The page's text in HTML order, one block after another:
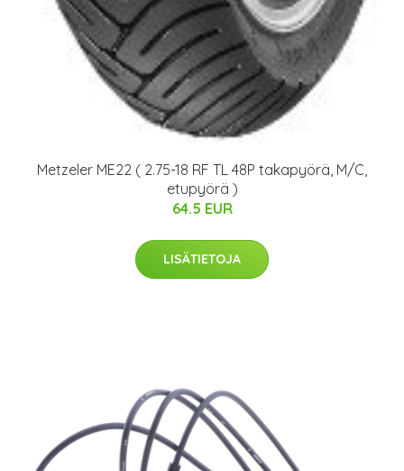
Metzeler ME22 ( 2.75-18 RF TL 48P takapyörä, M/C,
etupyörä )
64.5 EUR
LISÄTIETOJA